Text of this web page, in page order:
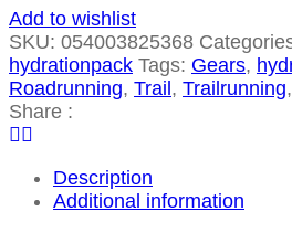
Add to wishlist
SKU: 054003825368
hydrationpack Tags: Gears,
Roadrunning, Trail , Trailrunning,
Share :
Description
Additional information